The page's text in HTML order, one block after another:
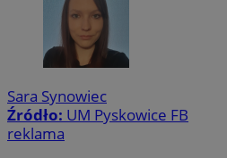
Sara Synowiec
Źródło: UM Pyskowice FB
reklama